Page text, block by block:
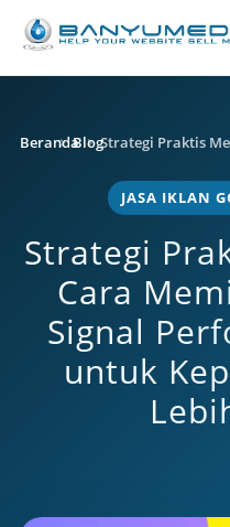
BerandaBlog
JASA IKLAN
Strategi
Cara
Signal
untuk